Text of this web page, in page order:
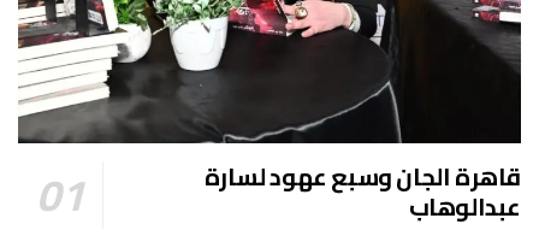
قاهرة الجان وسبع عهود لسارة
عبدالوهاب